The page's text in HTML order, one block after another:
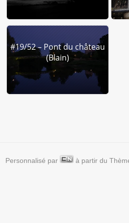
#19/52 – Pont du château
(Blain)
Personnalisé par à partir du